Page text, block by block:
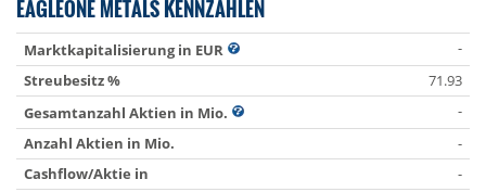
EAGLEONE METALS KENNZAHLEN
Marktkapitalisierung in EUR
-
Streubesitz %
71.93
Gesamtanzahl Aktien in Mio.
-
Anzahl Aktien in Mio.
-
Cashflow/Aktie in
-